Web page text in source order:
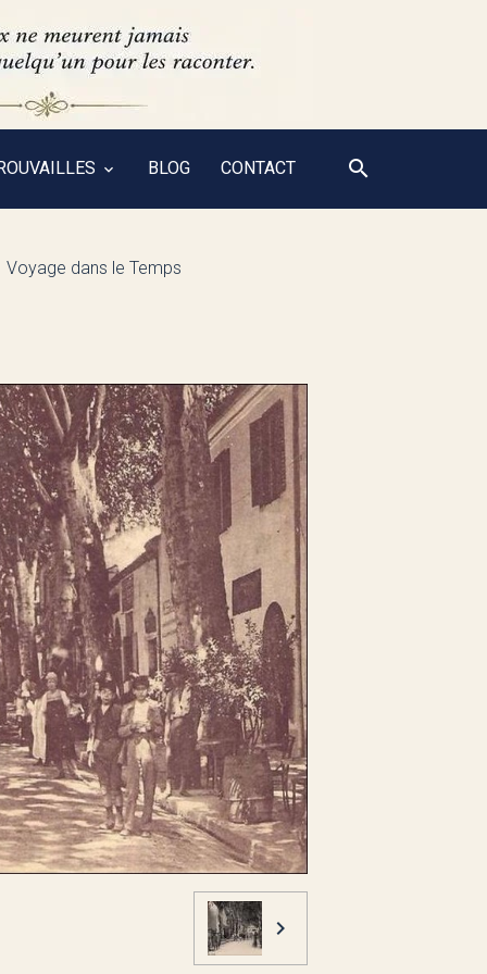
BLOG CONTACT
Voyage dans le Temps